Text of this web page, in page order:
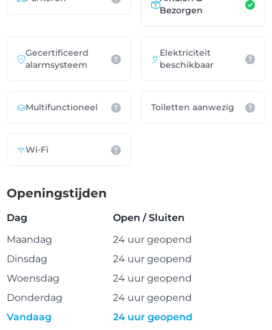
Bezorgen
Gecertificeerd
alarmsysteem
Elektriciteit
beschikbaar
Multifunctioneel Toiletten aanwezig
Wi-Fi
Openingstijden
Dag
Open / Sluiten
Maandag
24 uur geopend
Dinsdag
24 uur geopend
Woensdag
24 uur geopend
Donderdag
24 uur geopend
Vandaag
24 uur geopend